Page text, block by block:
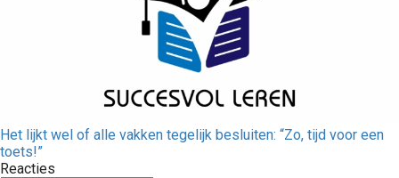
Het lijkt wel of alle vakken tegelijk besluiten: “Zo, tijd voor een
toets!”
Reacties